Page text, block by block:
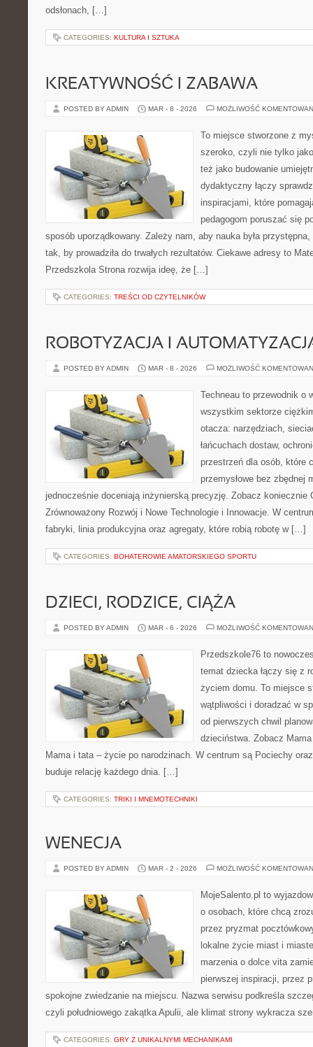
odsłonach, […]
CATEGORIES: KULTURA I SZTUKA
KREATYWNOŚĆ I ZABAWA
POSTED BY ADMIN MAR - 8 - 2026 MOŻLIWOŚĆ
To miejsce stworzone z
szeroko, czyli nie tylko
też jako budowanie
dydaktyczny łączy
inspiracjami, które
pedagogom poruszać się
sposób uporządkowany. Zależy nam, aby nauka była
tak, by prowadziła do trwałych rezultatów. Ciekawe adresy to
Przedszkola Strona rozwija ideę, że […]
CATEGORIES: TREŚCI OD CZYTELNIKÓW
ROBOTYZACJA I
POSTED BY ADMIN MAR - 8 - 2026 MOŻLIWOŚĆ
Techneau to przewodnik o
wszystkim sektorze
otacza: narzędziach,
łańcuchach dostaw,
przestrzeń dla osób, które
przemysłowe bez zbędnej
jednocześnie doceniają inżynierską precyzję. Zobacz koniecznie
Zrównoważony Rozwój i Nowe Technologie i Innowacje. W
fabryki, linia produkcyjna oraz agregaty, które robią robotę w […]
CATEGORIES: BOHATEROWIE AMATORSKIEGO SPORTU
DZIECI, RODZICE, CIĄŻA
POSTED BY ADMIN MAR - 6 - 2026 MOŻLIWOŚĆ
Przedszkole76 to
temat dziecka łączy się z
życiem domu. To miejsce
wątpliwości i doradzać w
od pierwszych chwil
dzieciństwa. Zobacz
Mama i tata – życie po narodzinach. W centrum są Pociechy
buduje relację każdego dnia. […]
CATEGORIES: TRIKI I MNEMOTECHNIKI
WENECJA
POSTED BY ADMIN MAR - 2 - 2026 MOŻLIWOŚĆ
MojeSalento.pl to
o osobach, które chcą
przez pryzmat
lokalne życie miast i
marzenia o dolce vita
pierwszej inspiracji, przez
spokojne zwiedzanie na miejscu. Nazwa serwisu podkreśla
czyli południowego zakątka Apulii, ale klimat strony wykracza
CATEGORIES: GRY Z UNIKALNYMI MECHANIKAMI